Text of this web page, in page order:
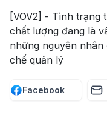
[VOV2] - Tình trạng
chất lượng đang là
những nguyên
chế quản lý
Facebook